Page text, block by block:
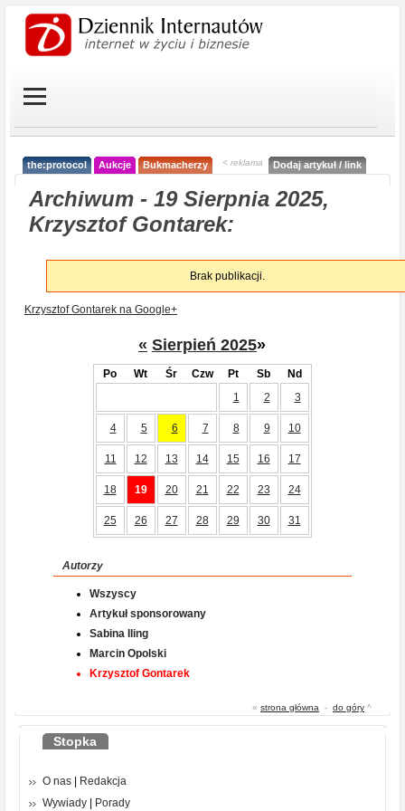
the:protocol Aukcje Bukmacherzy < reklama Dodaj artykuł / link
Archiwum - 19 Sierpnia 2025,
Krzysztof Gontarek:
Brak publikacji.
Krzysztof Gontarek na Google+
« Sierpień 2025»
Po Wt Śr Czw Pt Sb
Nd
1
2 3
4 5 6 7 8 9 10
11 12 13 14 15 16 17
18 19 20 21 22 23 24
25 26 27 28 29 30 31
Autorzy
Wszyscy
Artykuł sponsorowany
Sabina Iling
Marcin Opolski
Krzysztof Gontarek
« strona główna - do góry ^
Stopka
O nas
Redakcja
Wywiady
Porady